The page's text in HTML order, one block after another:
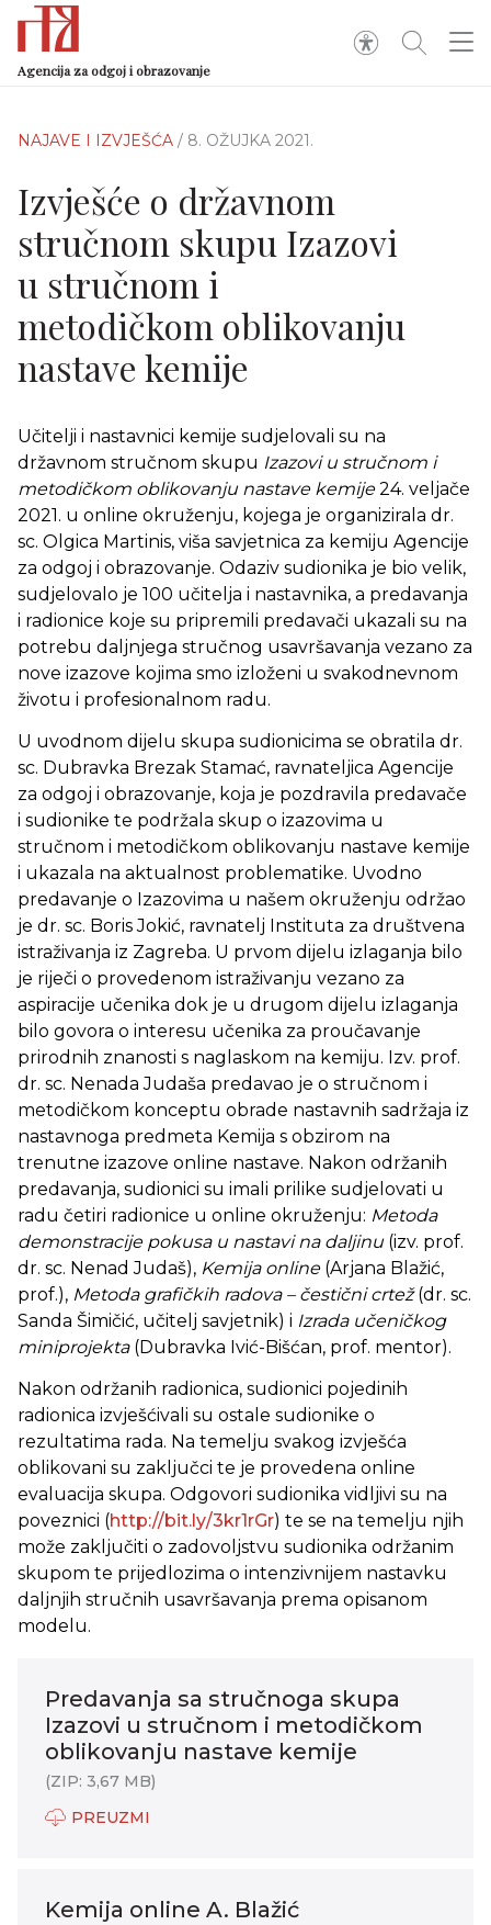
Agencija za odgoj i obrazovanje
NAJAVE I IZVJEŠĆA / 8. OŽUJKA 2021.
Izvješće o državnom
stručnom skupu Izazovi
u stručnom i
metodičkom oblikovanju
nastave kemije
Učitelji i nastavnici kemije sudjelovali su na
državnom stručnom skupu Izazovi u stručnom i
metodičkom oblikovanju nastave kemije24. veljače
2021. u online okruženju, kojega je organizirala dr.
sc. Olgica Martinis, viša savjetnica za kemiju Agencije
za odgoj i obrazovanje. Odaziv sudionika je bio velik,
sudjelovalo je 100 učitelja i nastavnika, a predavanja
i radionice koje su pripremili predavači ukazali su na
potrebu daljnjega stručnog usavršavanja vezano za
nove izazove kojima smo izloženi u svakodnevnom
životu i profesionalnom radu.
U uvodnom dijelu skupa sudionicima se obratila dr.
sc. Dubravka Brezak Stamać, ravnateljica Agencije
za odgoj i obrazovanje, koja je pozdravila predavače
i sudionike te podržala skup o izazovima u
stručnom i metodičkom oblikovanju nastave kemije
i ukazala na aktualnost problematike. Uvodno
predavanje o Izazovima u našem okruženju održao
je dr. sc. Boris Jokić, ravnatelj Instituta za društvena
istraživanja iz Zagreba. U prvom dijelu izlaganja bilo
je riječi o provedenom istraživanju vezano za
aspiracije učenika dok je u drugom dijelu izlaganja
bilo govora o interesu učenika za proučavanje
prirodnih znanosti s naglaskom na kemiju. Izv. prof.
dr. sc. Nenada Judaša predavao je o stručnom i
metodičkom konceptu obrade nastavnih sadržaja iz
nastavnoga predmeta Kemija s obzirom na
trenutne izazove online nastave. Nakon održanih
predavanja, sudionici su imali prilike sudjelovati u
radu četiri radionice u online okruženju: Metoda
demonstracije pokusa u nastavi na daljinu (izv. prof.
dr. sc. Nenad Judaš), Kemija online(Arjana Blažić,
prof.), Metoda grafičkih radova – čestični crtež(dr. sc.
Sanda Šimičić, učitelj savjetnik) i Izrada učeničkog
miniprojekta(Dubravka Ivić-Bišćan, prof. mentor).
Nakon održanih radionica, sudionici pojedinih
radionica izvješćivali su ostale sudionike o
rezultatima rada. Na temelju svakog izvješća
oblikovani su zaključci te je provedena online
evaluacija skupa. Odgovori sudionika vidljivi su na
poveznici (http://bit.ly/3kr1rGr) te se na temelju njih
može zaključiti o zadovoljstvu sudionika održanim
skupom te prijedlozima o intenzivnijem nastavku
daljnjih stručnih usavršavanja prema opisanom
modelu.
Predavanja sa stručnoga skupa
Izazovi u stručnom i metodičkom
oblikovanju nastave kemije
(ZIP: 3,67 MB)
PREUZMI
Kemija online A. Blažić